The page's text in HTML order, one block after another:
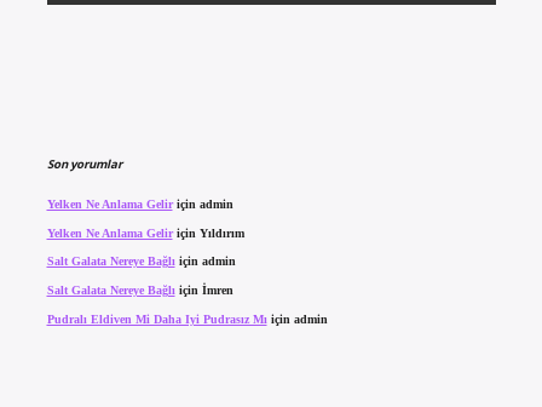
Son yorumlar
Yelken Ne Anlama Geliriçin admin
Yelken Ne Anlama Geliriçin Yıldırım
Salt Galata Nereye Bağlıiçin admin
Salt Galata Nereye Bağlı için İmren
Pudralı Eldiven Mi Daha Iyi Pudrasız Mı için admin